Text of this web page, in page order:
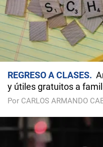
REGRESO A CLASES
y útiles gratuitos a
Por CARLOS ARMANDO